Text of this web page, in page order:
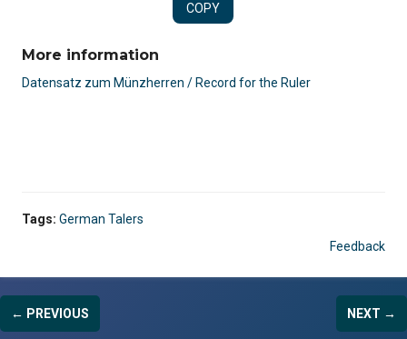
COPY
More information
Datensatz zum Münzherren / Record for the Ruler
Tags: German Talers
Feedback
← PREVIOUS NEXT →